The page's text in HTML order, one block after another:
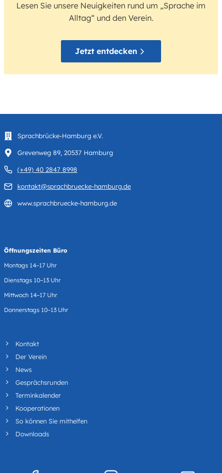
Lesen Sie unsere Neuigkeiten rund um „Sprache im
Alltag“ und den Verein.
Jetzt entdecken
Sprachbrücke-Hamburg e.V.
Grevenweg 89, 20537 Hamburg
(+49) 40 2847 8998
kontakt@sprachbruecke-hamburg.de
www.sprachbruecke-hamburg.de
Öffnungszeiten Büro
Montags 14–17 Uhr
Dienstags 10–13 Uhr
Mittwoch 14–17 Uhr
Donnerstags 10–13 Uhr
Kontakt
Der Verein
News
Gesprächsrunden
Terminkalender
Kooperationen
So können Sie mithelfen
Downloads